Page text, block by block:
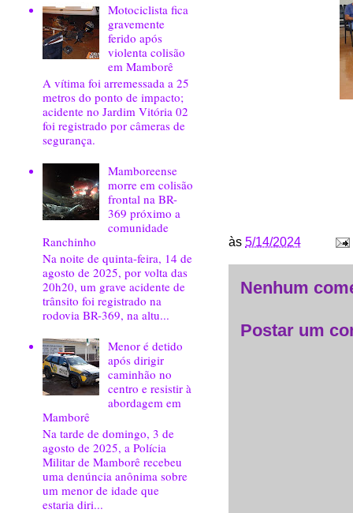
às 5/14/2024
Nenhum
Postar um
Motociclista fica
gravemente
ferido após
violenta colisão
em Mamborê
A vítima foi arremessada a 25
metros do ponto de impacto;
acidente no Jardim Vitória 02
foi registrado por câmeras de
segurança.
Mamboreense
morre em colisão
frontal na BR-
369 próximo a
comunidade
Ranchinho
Na noite de quinta-feira, 14 de
agosto de 2025, por volta das
20h20, um grave acidente de
trânsito foi registrado na
rodovia BR-369, na altu...
Menor é detido
após dirigir
caminhão no
centro e resistir à
abordagem em
Mamborê
Na tarde de domingo, 3 de
agosto de 2025, a Polícia
Militar de Mamborê recebeu
uma denúncia anônima sobre
um menor de idade que
estaria diri...